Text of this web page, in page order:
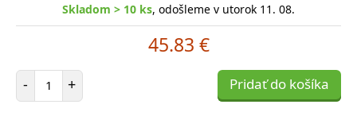
Skladom > 10 ks, odošleme v utorok 11. 08.
45.83 €
- Počet položiek
+ Pridať do košíka